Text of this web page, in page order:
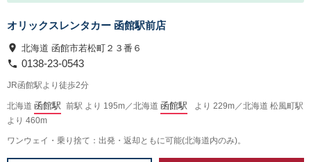
オリックスレンタカー 函館駅前店
北海道 函館市若松町２３番６
0138-23-0543
JR函館駅より徒歩2分
北海道 函館駅 前駅 より 195m／北海道 函館駅
より 229m／北海道 松風町駅
より 460m
ワンウェイ・乗り捨て：出発・返却ともに可能(北海道内のみ)。